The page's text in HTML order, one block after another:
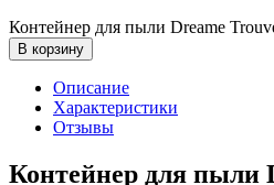
Контейнер для пыли Dreame
В корзину
Описание
Характеристики
Отзывы
Контейнер для пыли